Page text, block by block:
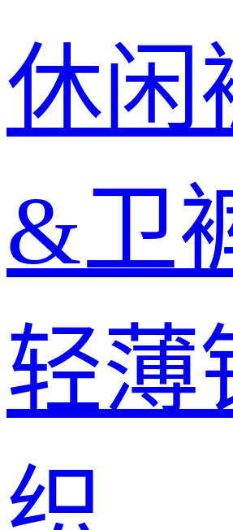
休闲
&卫
轻薄